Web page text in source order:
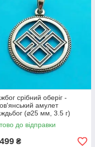
срібний оберіг -
амулет
(⌀25 мм, 3.5 г)
до відправки
₴